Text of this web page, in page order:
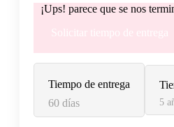
¡Ups! parece que se nos
Solicitar tiempo de entrega
Tiempo de entrega
60 días
5